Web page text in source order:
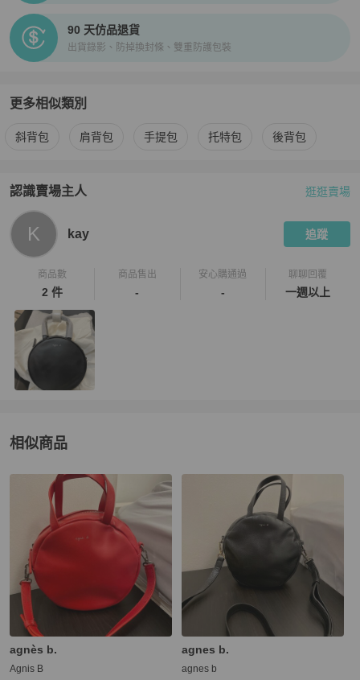
90 天仿品退貨
出貨錄影、防掉換封條、雙重防護包裝
更多相似類別
更多agnès b. 女包相似商品推薦
斜背包 肩背包 手提包 托特包 後背包
認識賣場主人
PopChill 拍拍圈嚴選賣家
逛逛賣場
K kay 追蹤
商品數
2 件
商品售出
-
安心購通過
-
聊聊回覆
一週以上
相似商品
更多相似agnès b.女包推薦精品
agnès b.
Agnis B
agnes b.
agnes b